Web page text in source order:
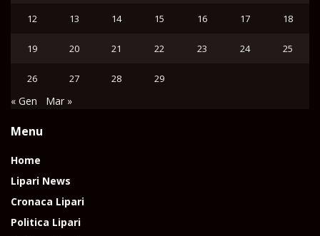
12 13 14 15 16 17 18
19 20 21 22 23 24 25
26 27 28 29
« Gen Mar »
Menu
Home
Lipari News
Cronaca Lipari
Politica Lipari